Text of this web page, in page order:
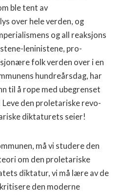
ble tent av
over hele verden, og
og all reaksjons
leninistene, pro­
folk verden over i en
hundreårsdag, har
til å rope med ubegrenset
den proletariske revo­
diktaturets seier!
må vi studere den
om den proletariske
diktatur, vi må lære av de
den moderne